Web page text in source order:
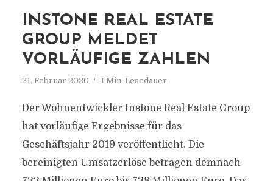
INSTONE REAL ESTATE
GROUP MELDET
VORLÄUFIGE ZAHLEN
21. Februar 2020 1 Min. Lesedauer
Der Wohnentwickler Instone Real Estate Group
hat vorläufige Ergebnisse für das
Geschäftsjahr 2019 veröffentlicht. Die
bereinigten Umsatzerlöse betragen demnach